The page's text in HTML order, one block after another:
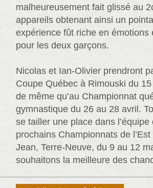
malheureusement fait glissé au
appareils obtenant ainsi un
expérience fût riche en émotions
pour les deux garçons.
Nicolas et Ian-Olivier prendront
Coupe Québec à Rimouski du
de même qu’au Championnat
gymnastique du 26 au 28 avril.
se tailler une place dans
prochains Championnats de
Jean, Terre-Neuve, du 9 au 12
souhaitons la meilleure des